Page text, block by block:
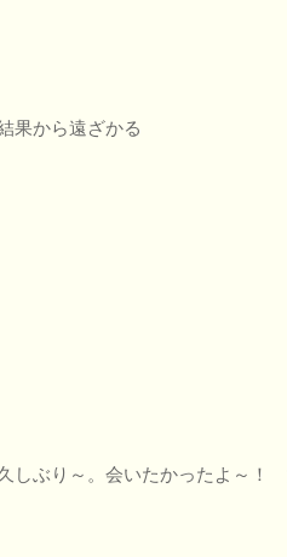
果から遠ざかる
しぶり～。会いたかったよ～！